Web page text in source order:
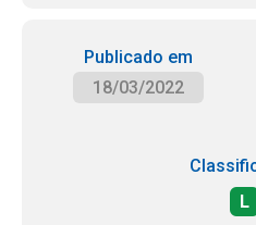
Publicado em
18/03/2022
L